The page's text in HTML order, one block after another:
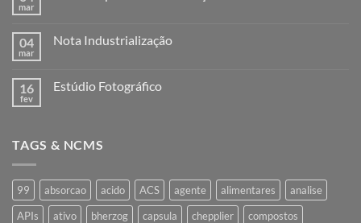
mar
Remessa
04
mar
Nota Industrialização
Nota
16
fev
Estúdio Fotográfico
Fotográfico
TAGS & NCMS
99 absorcao acido ACS agente alimentares
analise
APIs
ativo bherzog capsula chepplier
compostos